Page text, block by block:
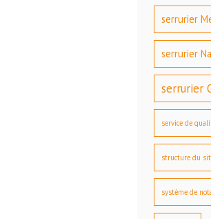
serrurier
serrurier
serrurier
service de
structure du
système de